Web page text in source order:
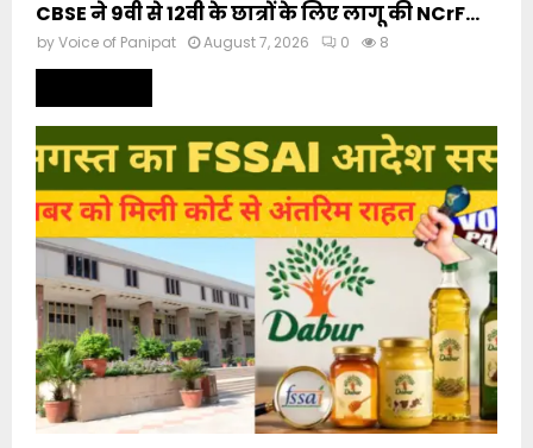
CBSE ने 9वी से 12वी के छात्रों के लिए लागू की NCrF...
byVoice of Panipat August 7, 2026 0 8